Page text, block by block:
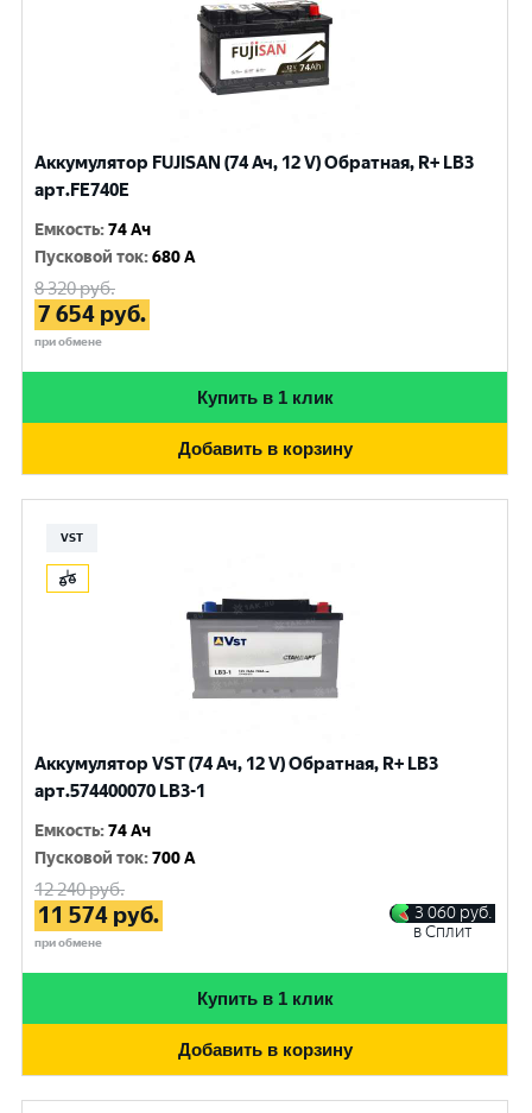
Аккумулятор FUJISAN (74 Ач, 12 V) Обратная, R+ LB3
арт.FE740E
Емкость:74 Ач
Пусковой ток:680 A
8 320руб.
7 654 руб.
при обмене
Купить в 1 клик
Добавить в корзину
VST
Аккумулятор VST (74 Ач, 12 V) Обратная, R+ LB3
арт.574400070 LB3-1
Емкость:74 Ач
Пусковой ток:700 A
12 240руб.
11 574 руб.
при обмене
3 060 руб.
в Сплит
Купить в 1 клик
Добавить в корзину